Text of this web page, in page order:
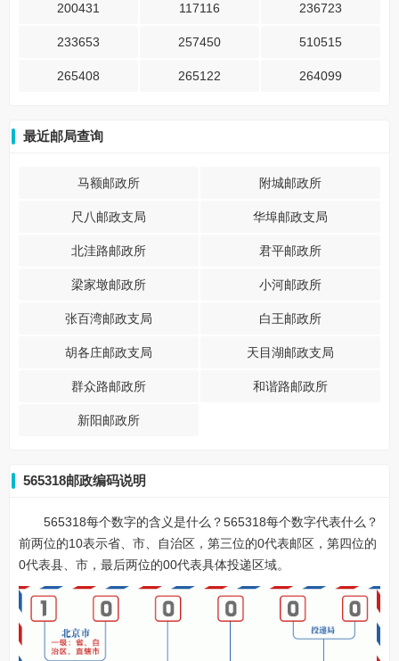
200431 117116 236723
233653 257450 510515
265408 265122 264099
最近邮局查询
马额邮政所 附城邮政所
尺八邮政支局 华埠邮政支局
北洼路邮政所 君平邮政所
梁家墩邮政所 小河邮政所
张百湾邮政支局 白王邮政所
胡各庄邮政支局 天目湖邮政支局
群众路邮政所 和谐路邮政所
新阳邮政所
565318邮政编码说明
565318每个数字的含义是什么？565318每个数字代表什么？
前两位的10表示省、市、自治区，第三位的0代表邮区，第四位的
0代表县、市，最后两位的00代表具体投递区域。